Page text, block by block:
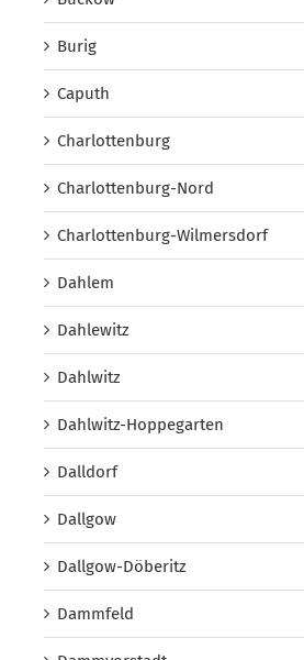
Burig
Caputh
Charlottenburg
Charlottenburg-Nord
Charlottenburg-Wilmersdorf
Dahlem
Dahlewitz
Dahlwitz
Dahlwitz-Hoppegarten
Dalldorf
Dallgow
Dallgow-Döberitz
Dammfeld